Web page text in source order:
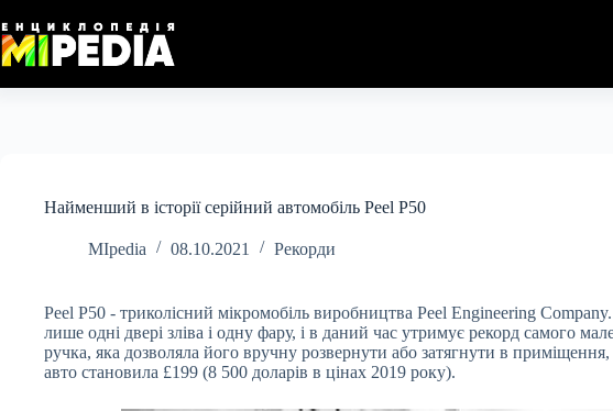
до
вмісту
Найменший в історії серійний автомобіль Peel P50
MIpedia 08.10.2021 Рекорди
Peel P50 - триколісний мікромобіль виробництва Peel Engineering
лише одні двері зліва і одну фару, і в даний час утримує рекорд самого
ручка, яка дозволяла його вручну розвернути або затягнути в
авто становила £199 (8 500 доларів в цінах 2019 року).